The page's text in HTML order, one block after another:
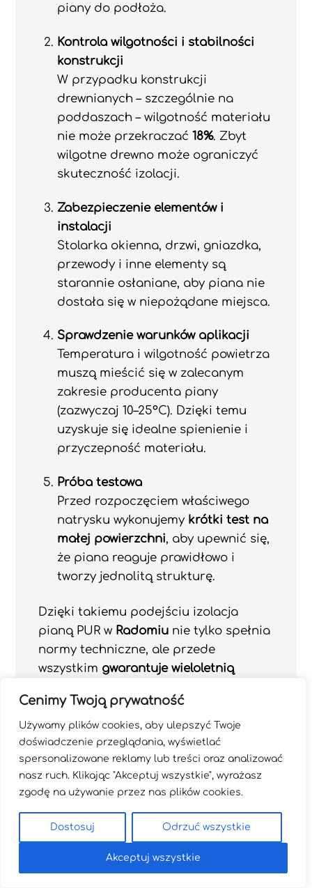
Cenimy Twoją prywatność
Używamy plików cookies, aby ulepszyć Twoje
doświadczenie przeglądania, wyświetlać
spersonalizowane reklamy lub treści oraz analizować
nasz ruch. Klikając "Akceptuj wszystkie", wyrażasz
zgodę na używanie przez nas plików cookies.
Dostosuj Odrzuć wszystkie
Akceptuj wszystkie
piany do podłoża.
Kontrola wilgotności i stabilności
konstrukcji
W przypadku konstrukcji
drewnianych – szczególnie na
poddaszach – wilgotność materiału
nie może przekraczać 18%. Zbyt
wilgotne drewno może ograniczyć
skuteczność izolacji.
Zabezpieczenie elementów i
instalacji
Stolarka okienna, drzwi, gniazdka,
przewody i inne elementy są
starannie osłaniane, aby piana nie
dostała się w niepożądane miejsca.
Sprawdzenie warunków aplikacji
Temperatura i wilgotność powietrza
muszą mieścić się w zalecanym
zakresie producenta piany
(zazwyczaj 10–25°C). Dzięki temu
uzyskuje się idealne spienienie i
przyczepność materiału.
Próba testowa
Przed rozpoczęciem właściwego
natrysku wykonujemy krótki test na
małej powierzchni, aby upewnić się,
że piana reaguje prawidłowo i
tworzy jednolitą strukturę.
Dzięki takiemu podejściu izolacja
pianą PUR w Radomiunie tylko spełnia
normy techniczne, ale przede
wszystkim gwarantuje wieloletnią
— bez ryzyka odspajania czy
powstawania nieszczelności.
Techniki Aplikacji Pianek
PUR Stosowane w Rejonie